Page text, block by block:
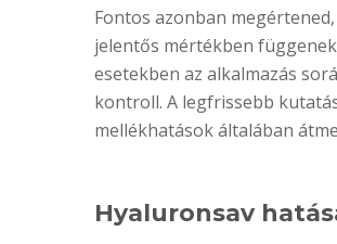
Fontos azonban
jelentős mértékben
esetekben az alkalmazás
kontroll. A legfrissebb
mellékhatások általában
Hyaluronsav